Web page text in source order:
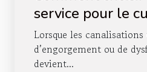
service pour le
pompage de
?
Lorsque les
d’engorgement ou de
devient...